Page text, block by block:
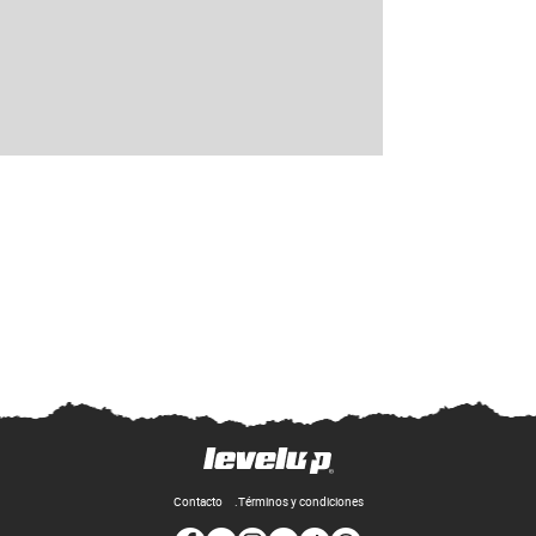
Contacto Términos y condiciones